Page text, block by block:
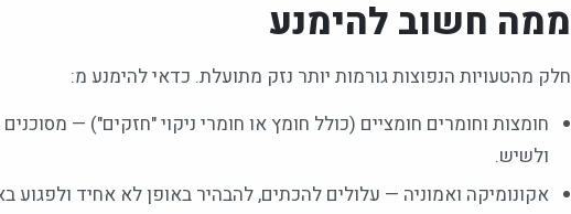
ממה חשוב להימנע
חלק מהטעויות הנפוצות גורמות יותר נזק מתועלת. כדאי להימנע מ:
חומצות וחומרים חומציים (כולל חומץ או חומרי ניקוי "חזקים") —
ולשיש.
אקונומיקה ואמוניה — עלולים להכתים, להבהיר באופן לא אחיד ולפגוע